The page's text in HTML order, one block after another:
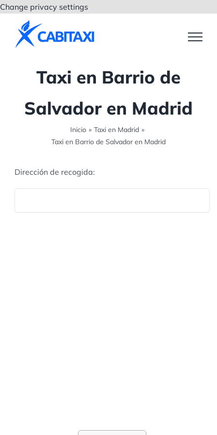
Change privacy settings
contenido
Taxi en Barrio de
Salvador en Madrid
Inicio » Taxi en Madrid »
Taxi en Barrio de Salvador en Madrid
Dirección de recogida: